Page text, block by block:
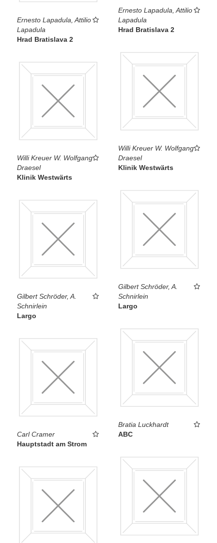
Ernesto Lapadula, Attilio
Lapadula
Hrad Bratislava 2
Ernesto Lapadula, Attilio
Lapadula
Hrad Bratislava 2
Willi Kreuer W. Wolfgang
Draesel
Klinik Westwärts
Willi Kreuer W. Wolfgang
Draesel
Klinik Westwärts
Gilbert Schröder, A.
Schnirlein
Largo
Gilbert Schröder, A.
Schnirlein
Largo
Bratia Luckhardt
ABC
Carl Cramer
Hauptstadt am Strom